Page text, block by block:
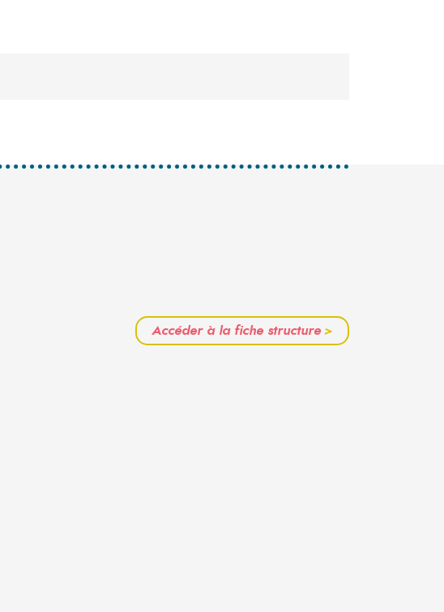
Accéder à la fiche structure>